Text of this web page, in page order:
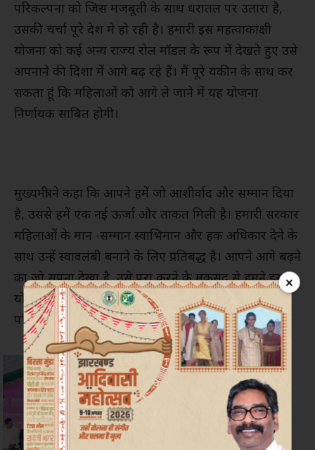
×
परिकल्पना को जिस मजबूती के साथ धरातल पर उतारा है,
उसकी चर्चा पूरे देश मे हो रही है। हमारी इस महत्वाकांक्षी
योजना को कई अन्य राज्य रोल मॉडल के रूप में देखते हुए उसे
अपनाने की दिशा में आगे बढ़ रहे हैं। मैं पूरे यकीन के साथ कर
सकता हूं कि महिलाओं को आगे ले जाने में यह योजना
निर्णायक साबित होगी।
मुख्यमंत्री ने कहा कि आपने हमें जो आशीर्वाद और सम्मान दिया
है, उससे हमें एक नई ऊर्जा और ताकत मिली है। हमारी सरकार
महिलाओं के मान -सम्मान स्वाभिमान और हक अधिकार देने के
साथ उन्हें स्वावलंबी बनाने के लिए प्रतिबद्ध है। आपने आगे बढ़ने
का जो सपना देखा है, उसे पूरा करने के मकसद से हमने इस
योजना को लागू किया है। हमारे इस कदम से आप अपने घर
परिवार के साथ राज्य और देश को मजबूती देंगे।